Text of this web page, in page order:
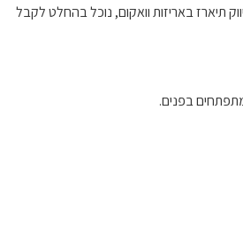
תיארז באריזות וואקום, נוכל בהחלט לקבל
בפנים.